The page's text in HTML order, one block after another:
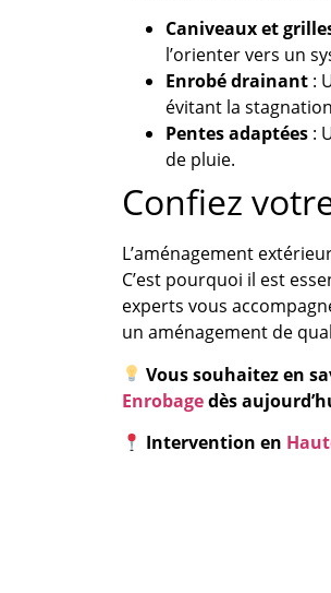
Caniveaux et
l’orienter vers un
Enrobé drainant :
évitant la
Pentes adaptées :
de pluie.
Confiez
L’aménagement
C’est pourquoi il est
experts vous
un aménagement de
Vous souhaitez en
Enrobagedès
Intervention en